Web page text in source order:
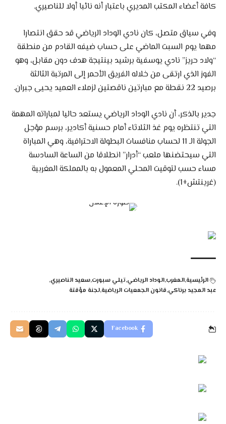
كافة أعضاء المكتب المديري باعتبار أنه نائبا أولا للناصيري.
وفي سياق متصل، كان نادي الوداد الرياضي قد حقق انتصارا
مهما يوم السبت الماضي على حساب ضيفه القادم من منطقة
“ولاد حريز” نادي يوسفية برشيد بينتيجة هدف دون مقابل، وهو
الفوز الذي ارتقى من خلاله الفريق الأحمر إلى المرتبة الثالثة
برصيد 22 نقطة مع مبارتين ناقصتين لزملاء العميد يحيى جبران.
جدير بالذكر، أن نادي الوداد الرياضي يستعد حاليا لمباراته المهمة
التي تنتظره يوم غذ الثلاثاء أمام حسنية أكادير، برسم مؤجل
الجولة الـ 11 لحساب منافسات البطولة الاحترافية، وهي المباراة
التي سيحتضنها ملعب “أدرار” انطلاقا من الساعة السادسة
مساء حسب لتوقيت المحلي المعمول به بالمملكة المغربية
(غرينتش+1).
الرئيسيةالمغربالوداد الرياضيتيلي سبورتسعيد الناصيري
عبد المجيد برناكيقانون الجمعيات الرياضيةلجنة مؤقتة
Facebook